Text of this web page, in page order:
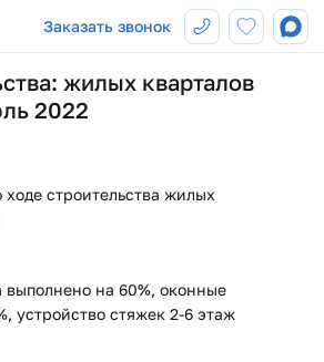
Заказать звонок
жилых кварталов
2022
строительства жилых
выполнено на 60%, оконные
устройство стяжек 2-6 этаж